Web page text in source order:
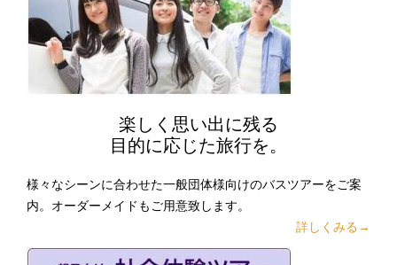
楽しく思い出に残る
目的に応じた旅行を。
様々なシーンに合わせた一般団体様向けのバスツアーをご案
内。オーダーメイドもご用意致します。
詳しくみる→